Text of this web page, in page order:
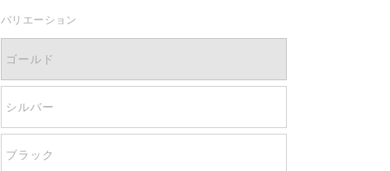
価
バリエーション
ゴールド
シルバー
ブラック